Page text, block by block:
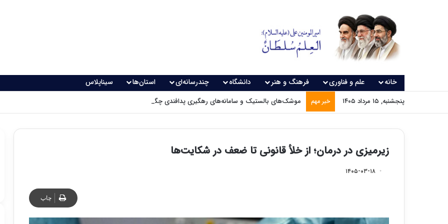
خانه علم و فناوری فرهنگ و هنر دانشگاه چندرسانه‌ای استان‌ها سیناپلاس
پنجشنبه, ۱۵ مرداد ۱۴۰۵ خبر مهم موشک‌های بالستیک و سامانه‌های رهگیری پدافندی چگونه کار می کنند؟
زیرمیزی در درمان؛ از خلأ قانونی تا ضعف در شکایت‌ها
۱۴۰۵-۰۳-۱۸
چاپ